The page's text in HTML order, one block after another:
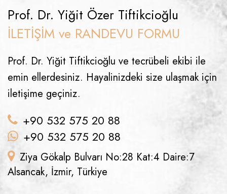
Prof. Dr. Yiğit Özer Tiftikcioğlu
İLETİŞİM ve RANDEVU FORMU
Prof. Dr. Yiğit Tiftikcioğlu ve tecrübeli ekibi ile
emin ellerdesiniz. Hayalinizdeki size ulaşmak için
iletişime geçiniz.
+90 532 575 20 88
+90 532 575 20 88
Ziya Gökalp Bulvarı No:28 Kat:4 Daire:7
Alsancak, İzmir, Türkiye